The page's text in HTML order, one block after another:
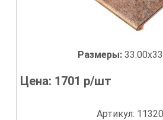
Размеры:
Цена: 1701 р/шт
Артикул: